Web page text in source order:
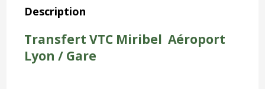
Description
Transfert VTC Miribel Aéroport
Lyon / Gare